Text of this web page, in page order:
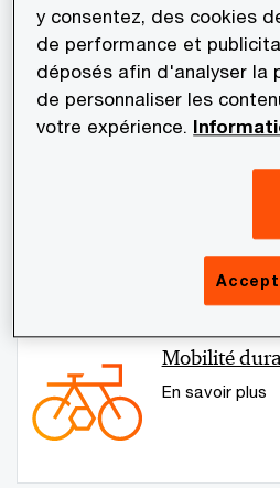
Santé
En savoir plus
Be Well,
Mobilité
En savoir plus
y consentez, des cookies
de performance et
déposés afin d'analyser la
de personnaliser les
votre expérience.